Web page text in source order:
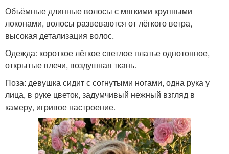
Объёмные длинные волосы с мягкими крупными
локонами, волосы развеваются от лёгкого ветра,
высокая детализация волос.
Одежда: короткое лёгкое светлое платье однотонное,
открытые плечи, воздушная ткань.
Поза: девушка сидит с согнутыми ногами, одна рука у
лица, в руке цветок, задумчивый нежный взгляд в
камеру, игривое настроение.